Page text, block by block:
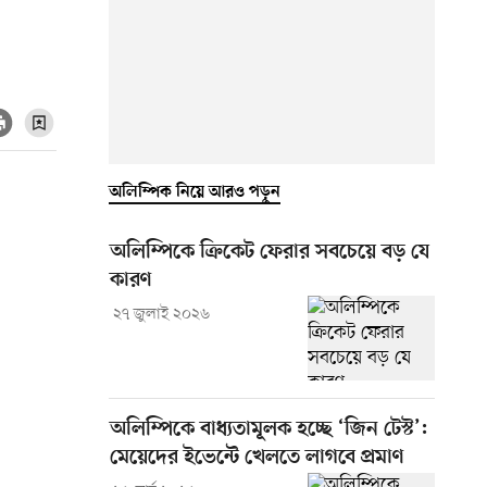
অলিম্পিক নিয়ে আরও পড়ুন
অলিম্পিকে ক্রিকেট ফেরার সবচেয়ে বড় যে
কারণ
২৭ জুলাই ২০২৬
অলিম্পিকে বাধ্যতামূলক হচ্ছে ‘জিন টেস্ট’:
মেয়েদের ইভেন্টে খেলতে লাগবে প্রমাণ